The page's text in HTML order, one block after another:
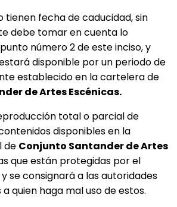
tienen fecha de caducidad, sin
debe tomar en cuenta lo
número 2 de este inciso, y
disponible por un periodo de
establecido en la cartelera de
de Artes Escénicas.
total o parcial de
disponibles en la
de Conjunto Santander de Artes
que están protegidas por el
se consignará a las autoridades
quien haga mal uso de estos.